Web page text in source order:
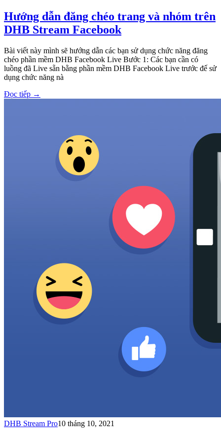
Hướng dẫn đăng chéo trang và nhóm trên
DHB Stream Facebook​
Bài viết này mình sẽ hướng dẫn các bạn sử dụng chức năng đăng
chéo phần mềm DHB Facebook Live Bước 1: Các bạn cần có
luồng đã Live sẵn bằng phần mềm DHB Facebook Live trước đế sử
dụng chức năng nà
Đọc tiếp →
DHB Stream Pro10 tháng 10, 2021